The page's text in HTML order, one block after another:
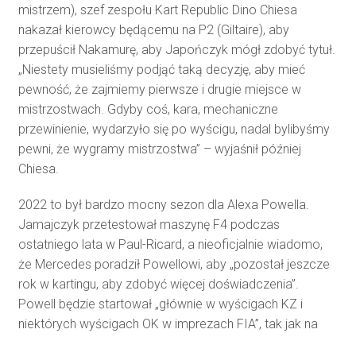
mistrzem), szef zespołu Kart Republic Dino Chiesa
nakazał kierowcy będącemu na P2 (Giltaire), aby
przepuścił Nakamurę, aby Japończyk mógł zdobyć tytuł.
„Niestety musieliśmy podjąć taką decyzję, aby mieć
pewność, że zajmiemy pierwsze i drugie miejsce w
mistrzostwach. Gdyby coś, kara, mechaniczne
przewinienie, wydarzyło się po wyścigu, nadal bylibyśmy
pewni, że wygramy mistrzostwa” – wyjaśnił później
Chiesa.
2022 to był bardzo mocny sezon dla Alexa Powella.
Jamajczyk przetestował maszynę F4 podczas
ostatniego lata w Paul-Ricard, a nieoficjalnie wiadomo,
że Mercedes poradził Powellowi, aby „pozostał jeszcze
rok w kartingu, aby zdobyć więcej doświadczenia”.
Powell będzie startował „głównie w wyścigach KZ i
niektórych wyścigach OK w imprezach FIA”, tak jak na